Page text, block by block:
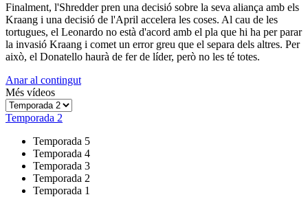
Finalment, l'Shredder pren una decisió sobre la seva aliança amb els
Kraang i una decisió de l'April accelera les coses. Al cau de les
tortugues, el Leonardo no està d'acord amb el pla que hi ha per parar
la invasió Kraang i comet un error greu que el separa dels altres. Per
això, el Donatello haurà de fer de líder, però no les té totes.
Anar al contingut
Més vídeos
Temporada 2
Temporada 5
Temporada 4
Temporada 3
Temporada 2
Temporada 1